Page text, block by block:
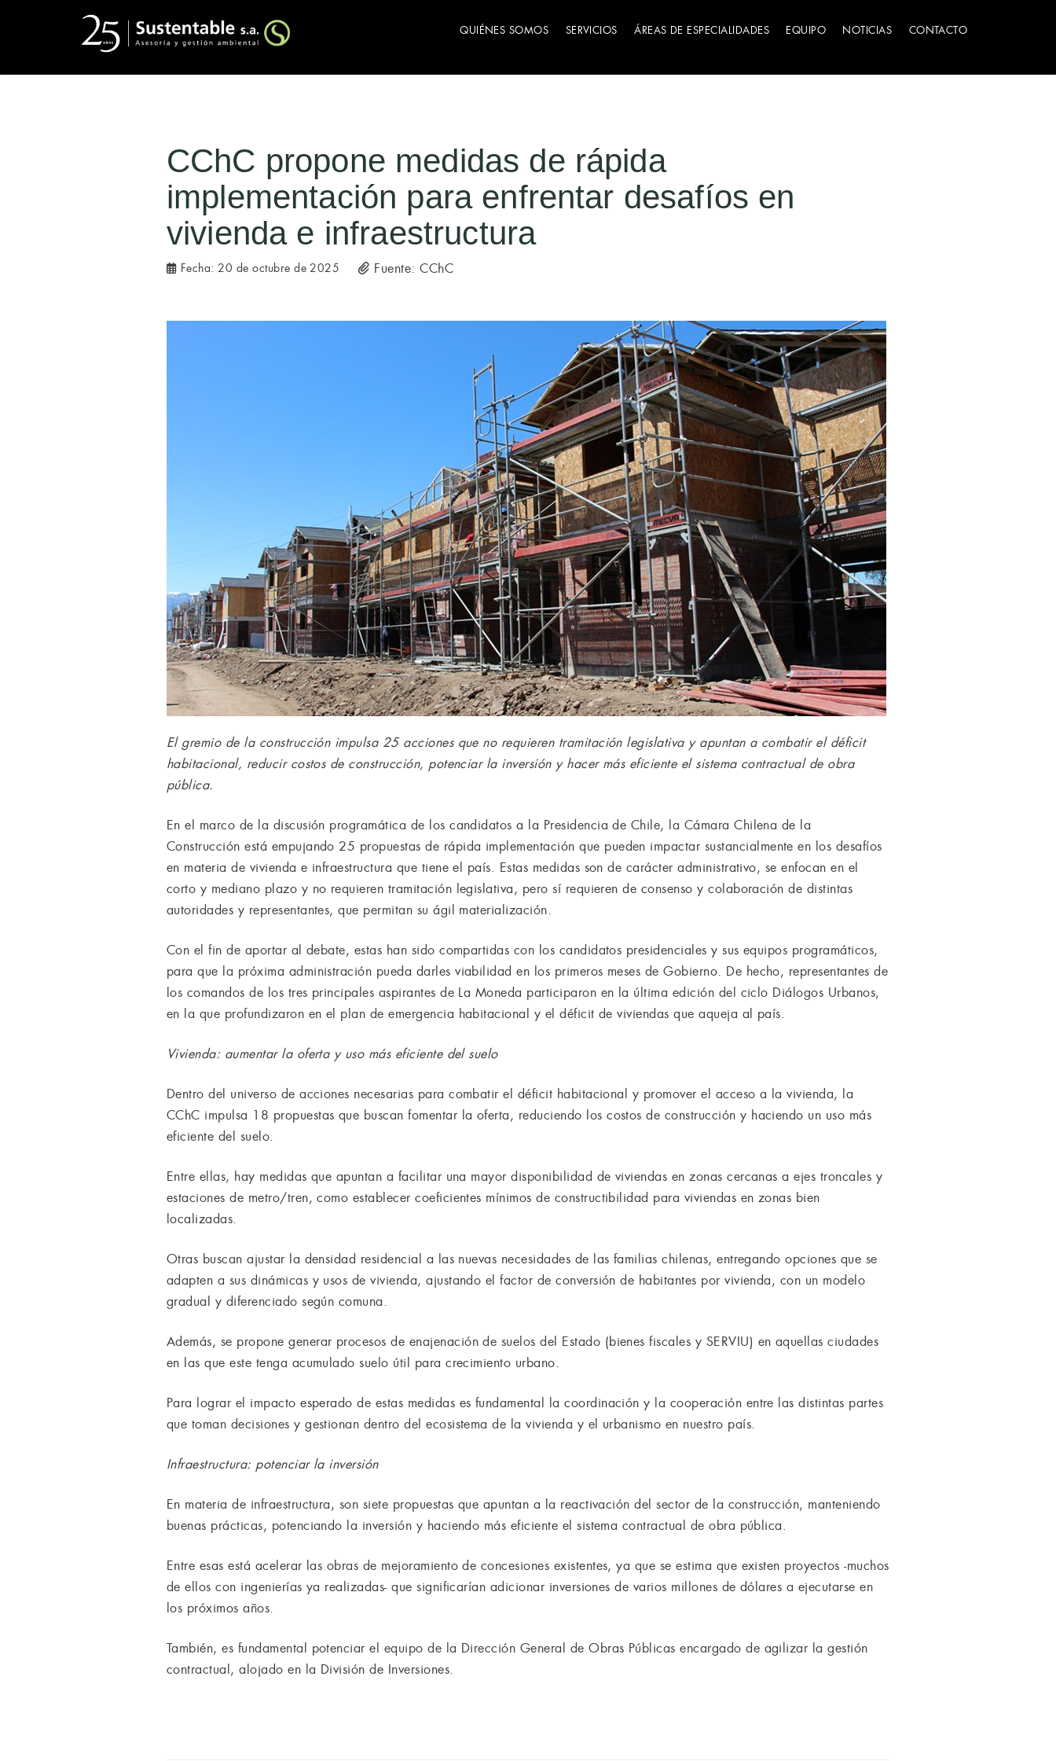
QUIÉNES SOMOS SERVICIOS ÁREAS DE ESPECIALIDADES EQUIPO NOTICIAS CONTACTO
CChC propone medidas de rápida
implementación para enfrentar desafíos en
vivienda e infraestructura
Fecha: 20 de octubre de 2025 Fuente: CChC
El gremio de la construcción impulsa 25 acciones que no requieren tramitación legislativa y apuntan a combatir el déficit
habitacional, reducir costos de construcción, potenciar la inversión y hacer más eficiente el sistema contractual de obra
pública.
En el marco de la discusión programática de los candidatos a la Presidencia de Chile, la Cámara Chilena de la
Construcción está empujando 25 propuestas de rápida implementación que pueden impactar sustancialmente en los desafíos
en materia de vivienda e infraestructura que tiene el país. Estas medidas son de carácter administrativo, se enfocan en el
corto y mediano plazo y no requieren tramitación legislativa, pero sí requieren de consenso y colaboración de distintas
autoridades y representantes, que permitan su ágil materialización.
Con el fin de aportar al debate, estas han sido compartidas con los candidatos presidenciales y sus equipos programáticos,
para que la próxima administración pueda darles viabilidad en los primeros meses de Gobierno. De hecho, representantes de
los comandos de los tres principales aspirantes de La Moneda participaron en la última edición del ciclo Diálogos Urbanos,
en la que profundizaron en el plan de emergencia habitacional y el déficit de viviendas que aqueja al país.
Vivienda: aumentar la oferta y uso más eficiente del suelo
Dentro del universo de acciones necesarias para combatir el déficit habitacional y promover el acceso a la vivienda, la
CChC impulsa 18 propuestas que buscan fomentar la oferta, reduciendo los costos de construcción y haciendo un uso más
eficiente del suelo.
Entre ellas, hay medidas que apuntan a facilitar una mayor disponibilidad de viviendas en zonas cercanas a ejes troncales y
estaciones de metro/tren, como establecer coeficientes mínimos de constructibilidad para viviendas en zonas bien
localizadas.
Otras buscan ajustar la densidad residencial a las nuevas necesidades de las familias chilenas, entregando opciones que se
adapten a sus dinámicas y usos de vivienda, ajustando el factor de conversión de habitantes por vivienda, con un modelo
gradual y diferenciado según comuna.
Además, se propone generar procesos de enajenación de suelos del Estado (bienes fiscales y SERVIU) en aquellas ciudades
en las que este tenga acumulado suelo útil para crecimiento urbano.
Para lograr el impacto esperado de estas medidas es fundamental la coordinación y la cooperación entre las distintas partes
que toman decisiones y gestionan dentro del ecosistema de la vivienda y el urbanismo en nuestro país.
Infraestructura: potenciar la inversión
En materia de infraestructura, son siete propuestas que apuntan a la reactivación del sector de la construcción, manteniendo
buenas prácticas, potenciando la inversión y haciendo más eficiente el sistema contractual de obra pública.
Entre esas está acelerar las obras de mejoramiento de concesiones existentes, ya que se estima que existen proyectos -muchos
de ellos con ingenierías ya realizadas- que significarían adicionar inversiones de varios millones de dólares a ejecutarse en
los próximos años.
También, es fundamental potenciar el equipo de la Dirección General de Obras Públicas encargado de agilizar la gestión
contractual, alojado en la División de Inversiones.